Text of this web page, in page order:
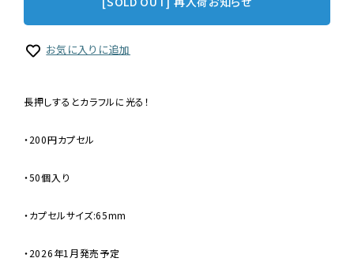
お気に入りに追加
長押しするとカラフルに光る！
・200円カプセル
・50個入り
・カプセルサイズ:65mm
・2026年1月発売予定